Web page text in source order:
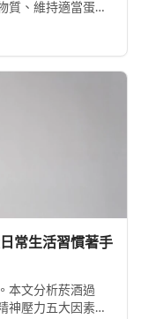
質、維持適當蛋白
常生活習慣著手
本文分析菸酒過
神壓力五大因素如